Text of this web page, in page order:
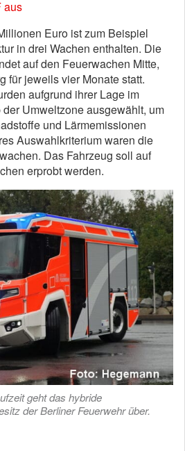
aus
Euro ist zum Beispiel
in drei Wachen enthalten. Die
auf den Feuerwachen Mitte,
für jeweils vier Monate statt.
aufgrund ihrer Lage im
Umweltzone ausgewählt, um
und Lärmemissionen
Auswahlkriterium waren die
Das Fahrzeug soll auf
erprobt werden.
geht das hybride
der Berliner Feuerwehr über.